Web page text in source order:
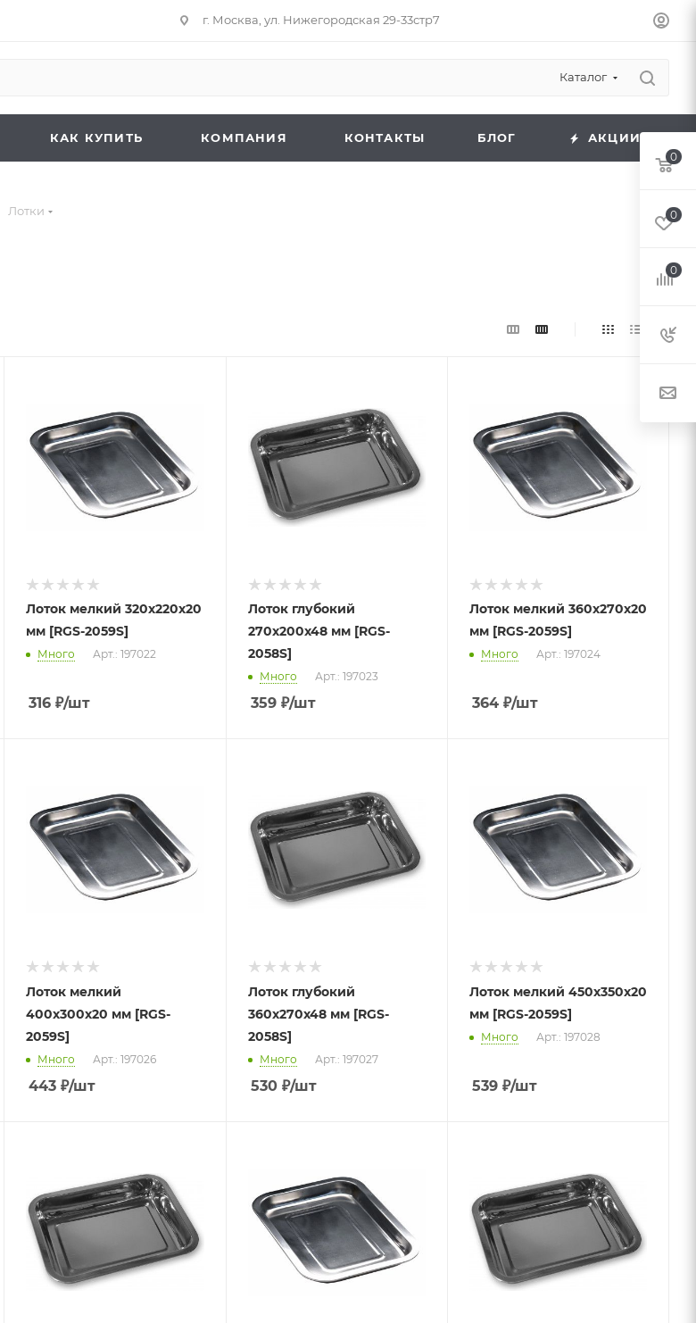
г. Москва, ул. Нижегородская 29-33стр7
Каталог
КАК КУПИТЬ КОМПАНИЯ КОНТАКТЫ БЛОГ АКЦИИ
Лотки
Лоток мелкий 320х220х20
мм [RGS-2059S]
Много Арт.: 197022
316 ₽/шт
Лоток глубокий
270х200х48 мм [RGS-
2058S]
Много Арт.: 197023
359₽/шт
Лоток мелкий 360х270х20
мм [RGS-2059S]
Много Арт.: 197024
364₽/шт
Лоток мелкий
400х300х20 мм [RGS-
2059S]
Много Арт.: 197026
443 ₽/шт
Лоток глубокий
360х270х48 мм [RGS-
2058S]
Много Арт.: 197027
530₽/шт
Лоток мелкий 450х350х20
мм [RGS-2059S]
Много Арт.: 197028
539₽/шт
0
0
0